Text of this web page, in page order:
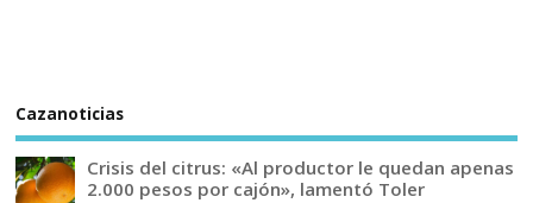
Cazanoticias
Crisis del citrus: «Al productor le quedan apenas
2.000 pesos por cajón», lamentó Toler